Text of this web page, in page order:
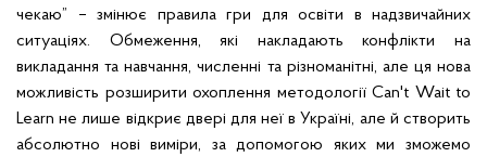
чекаю” – змінює правила гри для освіти в надзвичайних
ситуаціях. Обмеження, які накладають конфлікти на
викладання та навчання, численні та різноманітні, але ця нова
можливість розширити охоплення методології Can't Wait to
Learn не лише відкриє двері для неї в Україні, але й створить
абсолютно нові виміри, за допомогою яких ми зможемо